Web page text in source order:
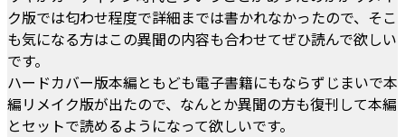
ク版では匂わせ程度で詳細までは書かれなかったので、そこ
も気になる方はこの異聞の内容も合わせてぜひ読んで欲しい
です。
ハードカバー版本編ともども電子書籍にもならずじまいで本
編リメイク版が出たので、なんとか異聞の方も復刊して本編
とセットで読めるようになって欲しいです。